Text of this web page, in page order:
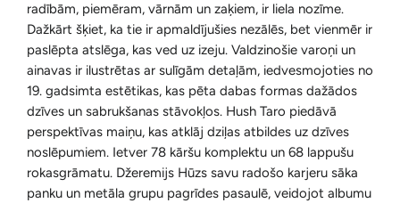
radībām, piemēram, vārnām un zaķiem, ir liela nozīme.
Dažkārt šķiet, ka tie ir apmaldījušies nezālēs, bet vienmēr ir
paslēpta atslēga, kas ved uz izeju. Valdzinošie varoņi un
ainavas ir ilustrētas ar sulīgām detaļām, iedvesmojoties no
19. gadsimta estētikas, kas pēta dabas formas dažādos
dzīves un sabrukšanas stāvokļos. Hush Taro piedāvā
perspektīvas maiņu, kas atklāj dziļas atbildes uz dzīves
noslēpumiem. Ietver 78 kāršu komplektu un 68 lappušu
rokasgrāmatu. Džeremijs Hūzs savu radošo karjeru sāka
panku un metāla grupu pagrīdes pasaulē, veidojot albumu